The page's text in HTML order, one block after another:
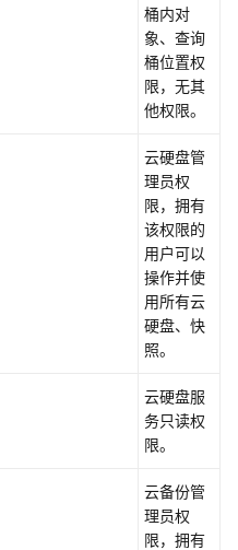
桶内对
象、查询
桶位置权
限，无其
他权限。
云硬盘管
理员权
限，拥有
该权限的
用户可以
操作并使
用所有云
硬盘、快
照。
云硬盘服
务只读权
限。
云备份管
理员权
限，拥有